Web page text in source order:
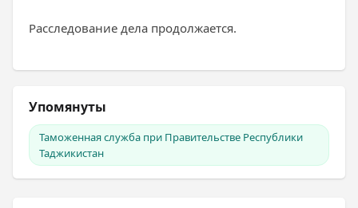
Расследование дела продолжается.
Упомянуты
Таможенная служба при Правительстве Республики
Таджикистан